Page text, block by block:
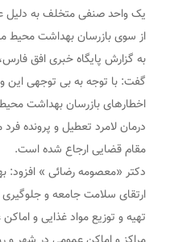
یک واحد صنفی متخلف به دلیل
از سوی بازرسان بهداشت محیط
به گزارش پایگاه خبری افق
گفت: با توجه به بی توجهی این
اخطارهای بازرسان بهداشت
درمان لامرد تعطیل و پرونده
مقام قضایی ارجاع شده است.
دکتر «معصومه رضائی »
ارتقای سلامت جامعه و جلوگیری
تهیه و توزیع مواد غذایی و